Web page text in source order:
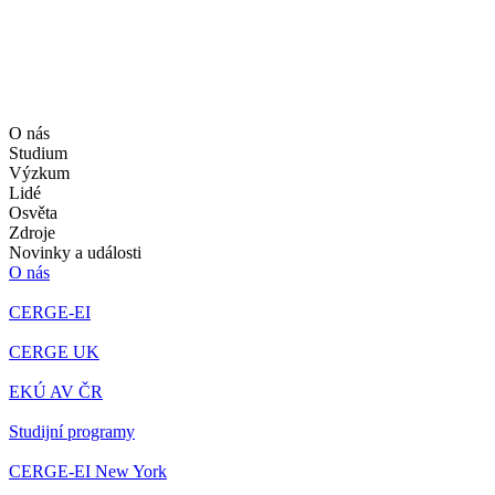
O nás
Studium
Výzkum
Lidé
Osvěta
Zdroje
Novinky a události
O nás
CERGE-EI
CERGE UK
EKÚ AV ČR
Studijní programy
CERGE-EI New York